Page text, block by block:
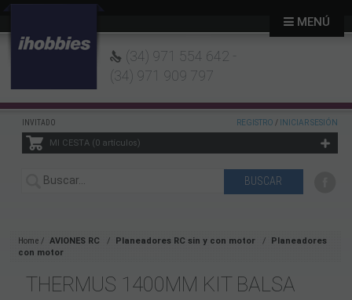
(34) 971 554 642 -
(34) 971 909 797
INVITADO REGISTRO / INICIAR SESIÓN
MI CESTA 0artículos
MENÚ
Home AVIONES RC Planeadores RC sin y con motor
Planeadores
con motor
THERMUS 1400MM KIT BALSA